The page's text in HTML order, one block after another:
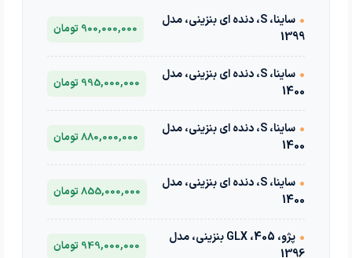
•
ساینا، S، دنده ای بنزینی، مدل
1399
900,000,000 تومان
•
ساینا، S، دنده ای بنزینی، مدل
1400
995,000,000 تومان
•
ساینا، S، دنده ای بنزینی، مدل
1400
880,000,000 تومان
•
ساینا، S، دنده ای بنزینی، مدل
1400
855,000,000 تومان
•
پژو، 405، GLX بنزینی، مدل
949,000,000 تومان